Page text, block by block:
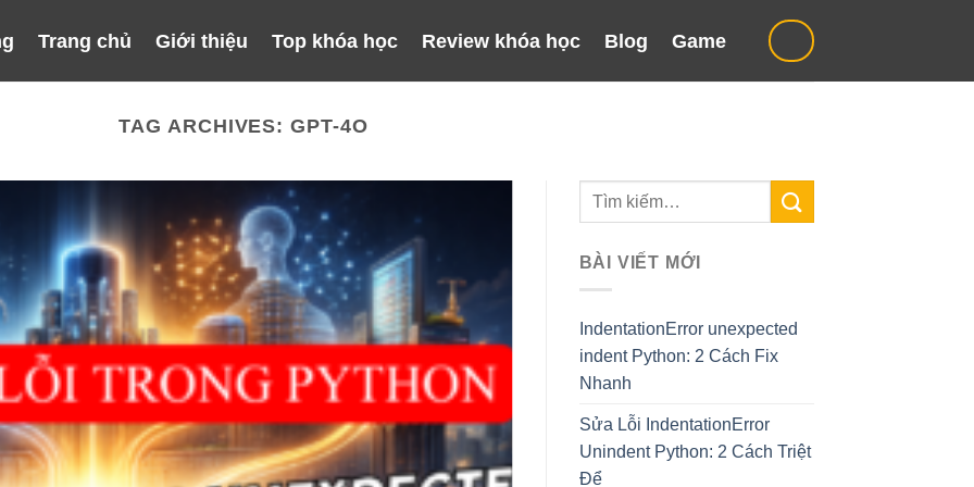
Trang chủ Giới thiệu Top khóa học Review khóa học Blog Game
TAG ARCHIVES:GPT-4O
BÀI VIẾT MỚI
IndentationError unexpected
indent Python: 2 Cách Fix
Nhanh
Sửa Lỗi IndentationError
Unindent Python: 2 Cách Triệt
Để